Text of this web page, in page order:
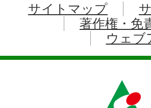
サイトマップ
著作権・免
ウェブ